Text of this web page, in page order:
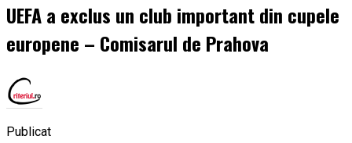
UEFA a exclus un club important din cupele
europene – Comisarul de Prahova
Publicat